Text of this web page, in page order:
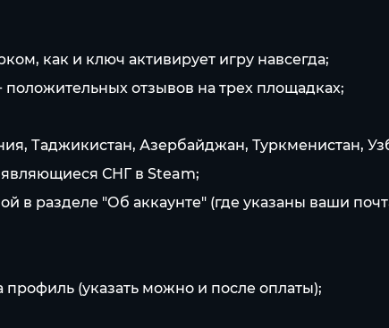
как и ключ активирует игру навсегда;
положительных отзывов на трех площадках;
Таджикистан, Азербайджан, Туркменистан,
являющиеся СНГ в Steam;
в разделе "Об аккаунте" (где указаны ваши
(указать можно и после оплаты);